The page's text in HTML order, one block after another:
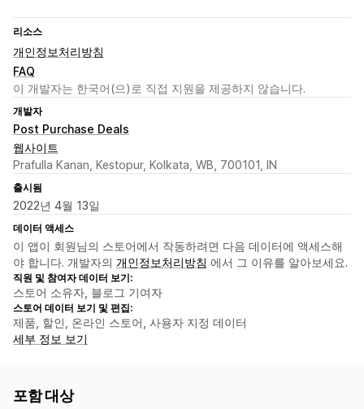
리소스
개인정보처리방침
FAQ
이 개발자는 한국어(으)로 직접 지원을 제공하지 않습니다.
개발자
Post Purchase Deals
웹사이트
Prafulla Kanan, Kestopur, Kolkata, WB, 700101, IN
출시됨
2022년 4월 13일
데이터 액세스
이 앱이 회원님의 스토어에서 작동하려면 다음 데이터에 액세스해
야 합니다. 개발자의 개인정보처리방침 에서 그 이유를 알아보세요.
직원 및 참여자 데이터 보기:
스토어 소유자, 블로그 기여자
스토어 데이터 보기 및 편집:
제품, 할인, 온라인 스토어, 사용자 지정 데이터
세부 정보 보기
포함 대상